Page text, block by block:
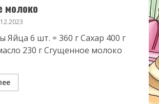
молоко
Яйца 6 шт. = 360 г Сахар 400 г
230 г Сгущенное молоко